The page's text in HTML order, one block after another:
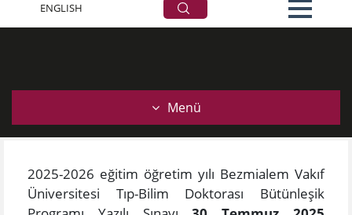
ENGLISH Yazılı Sınav Tarihi
Menü
2025-2026 eğitim öğretim yılı Bezmialem Vakıf
Üniversitesi Tıp-Bilim Doktorası Bütünleşik